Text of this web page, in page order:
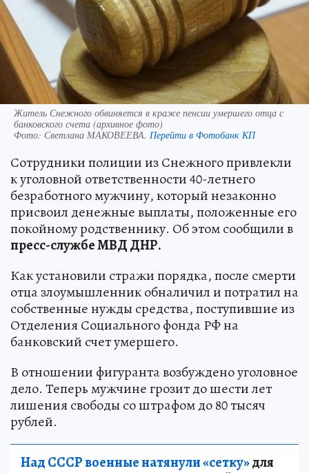
Житель Снежного обвиняется в краже пенсии умершего отца с
банковского счета (архивное фото)
Фото: Светлана МАКОВЕЕВА. Перейти в Фотобанк КП
Сотрудники полиции из Снежного привлекли
к уголовной ответственности 40-летнего
безработного мужчину, который незаконно
присвоил денежные выплаты, положенные его
покойному родственнику. Об этом сообщили в
пресс-службе МВД ДНР.
Как установили стражи порядка, после смерти
отца злоумышленник обналичил и потратил на
собственные нужды средства, поступившие из
Отделения Социального фонда РФ на
банковский счет умершего.
В отношении фигуранта возбуждено уголовное
дело. Теперь мужчине грозит до шести лет
лишения свободы со штрафом до 80 тысяч
рублей.
Над СССР военные натянули «сетку»для